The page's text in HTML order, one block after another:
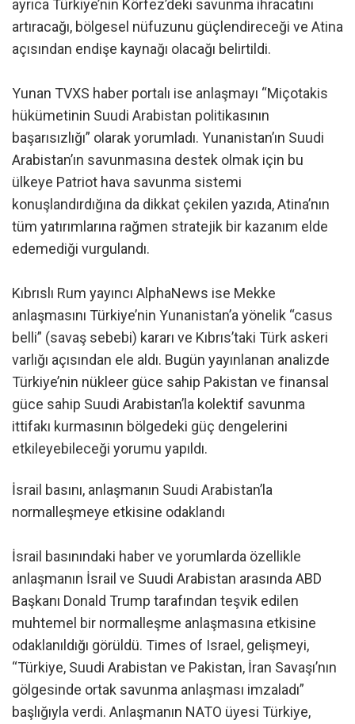
ayrıca Türkiye’nin Körfez’deki savunma ihracatını
artıracağı, bölgesel nüfuzunu güçlendireceği ve Atina
açısından endişe kaynağı olacağı belirtildi.
Yunan TVXS haber portalı ise anlaşmayı “Miçotakis
hükümetinin Suudi Arabistan politikasının
başarısızlığı” olarak yorumladı. Yunanistan’ın Suudi
Arabistan’ın savunmasına destek olmak için bu
ülkeye Patriot hava savunma sistemi
konuşlandırdığına da dikkat çekilen yazıda, Atina’nın
tüm yatırımlarına rağmen stratejik bir kazanım elde
edemediği vurgulandı.
Kıbrıslı Rum yayıncı AlphaNews ise Mekke
anlaşmasını Türkiye’nin Yunanistan’a yönelik “casus
belli” (savaş sebebi) kararı ve Kıbrıs’taki Türk askeri
varlığı açısından ele aldı. Bugün yayınlanan analizde
Türkiye’nin nükleer güce sahip Pakistan ve finansal
güce sahip Suudi Arabistan’la kolektif savunma
ittifakı kurmasının bölgedeki güç dengelerini
etkileyebileceği yorumu yapıldı.
İsrail basını, anlaşmanın Suudi Arabistan’la
normalleşmeye etkisine odaklandı
İsrail basınındaki haber ve yorumlarda özellikle
anlaşmanın İsrail ve Suudi Arabistan arasında ABD
Başkanı Donald Trump tarafından teşvik edilen
muhtemel bir normalleşme anlaşmasına etkisine
odaklanıldığı görüldü. Times of Israel, gelişmeyi,
“Türkiye, Suudi Arabistan ve Pakistan, İran Savaşı’nın
gölgesinde ortak savunma anlaşması imzaladı”
başlığıyla verdi. Anlaşmanın NATO üyesi Türkiye,